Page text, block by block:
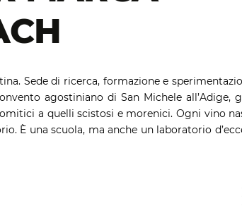
Sede di ricerca, formazione e
agostiniano di San Michele all’Adige,
a quelli scistosi e morenici. Ogni vino
È una scuola, ma anche un laboratorio